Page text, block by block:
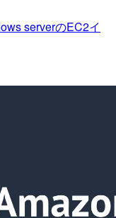
serverのEC2イ